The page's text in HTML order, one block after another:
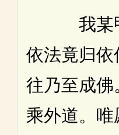
我某甲
依法竟归依
往乃至成佛
乘外道。